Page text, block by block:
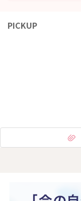
PICKUP